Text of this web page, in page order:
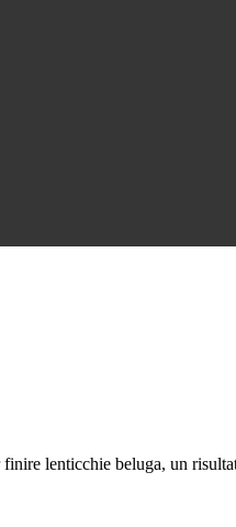
lenticchie beluga, un